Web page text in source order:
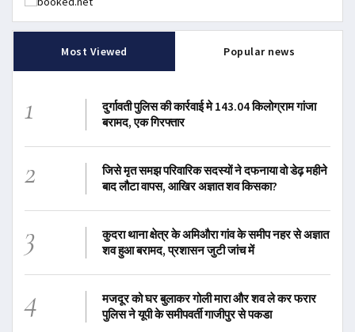
Most Viewed Popular news
1
दुर्गावती पुलिस की कार्रवाई मे 143.04 किलोग्राम गांजा
बरामद, एक गिरफ्तार
2
जिसे मृत समझ परिवारिक सदस्यों ने दफनाया वो डेढ़ महीने
बाद लौटा वापस, आखिर अज्ञात शव किसका?
3
कुदरा थाना क्षेत्र के अमिऔरा गांव के समीप नहर से अज्ञात
शव हुआ बरामद, प्रशासन जुटी जांच में
4
मजदूर को घर बुलाकर गोली मारा और शव ले कर फरार
पुलिस ने यूपी के समीपवर्ती गाजीपुर से पकडा